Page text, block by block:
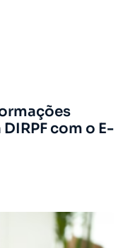
com o E-